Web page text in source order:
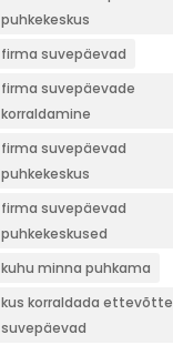
puhkekeskus
firma suvepäevad
firma suvepäevade
korraldamine
firma suvepäevad
puhkekeskus
firma suvepäevad
puhkekeskused
kuhu minna puhkama
kus korraldada ettevõtte
suvepäevad